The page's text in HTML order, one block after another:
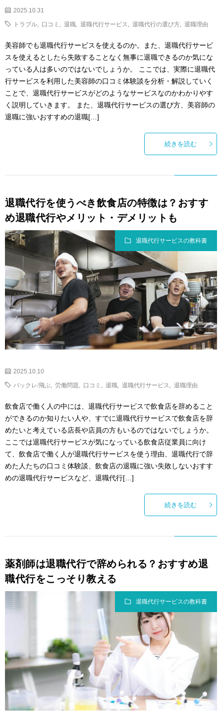
2025.10.31
トラブル 口コミ 退職 退職代行サービス 退職代行の選び方 退職理由
美容師でも退職代行サービスを使えるのか。また、退職代行サービ
スを使えるとしたら失敗することなく無事に退職できるのか気にな
っている人は多いのではないでしょうか。 ここでは、実際に退職代
行サービスを利用した美容師の口コミ体験談を分析・解説していく
ことで、退職代行サービスがどのようなサービスなのかわかりやす
く説明していきます。 また、退職代行サービスの選び方、美容師の
退職に強いおすすめの退職[…]
続きを読む
退職代行を使うべき飲食店の特徴は？おすす
め退職代行やメリット・デメリットも
退職代行サービスの教科書
2025.10.10
バックレ/飛ぶ 労働問題 口コミ 退職 退職代行サービス 退職理由
飲食店で働く人の中には、退職代行サービスで飲食店を辞めること
ができるのか知りたい人や、すでに退職代行サービスで飲食店を辞
めたいと考えている店長や店員の方もいるのではないでしょうか。
ここでは退職代行サービスが気になっている飲食店従業員に向け
て、飲食店で働く人が退職代行サービスを使う理由、退職代行で辞
めた人たちの口コミ体験談、飲食店の退職に強い失敗しないおすす
めの退職代行サービスなど、退職代行[…]
続きを読む
薬剤師は退職代行で辞められる？おすすめ退
職代行をこっそり教える
退職代行サービスの教科書